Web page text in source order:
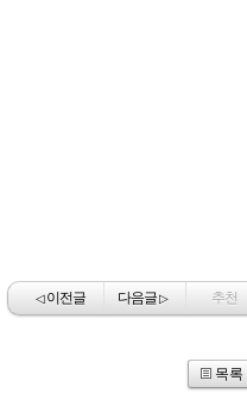
◁이전글 다음글▷ 추천
목록